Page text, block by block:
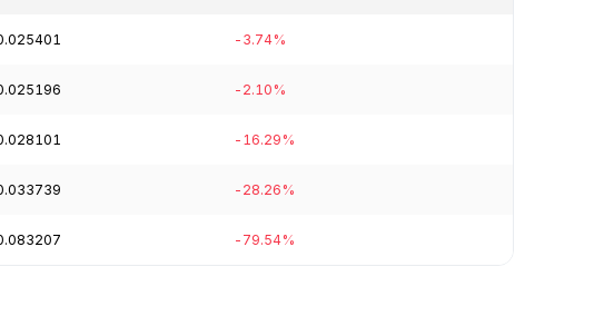
-3.74%
-2.10%
-16.29%
-28.26%
-79.54%